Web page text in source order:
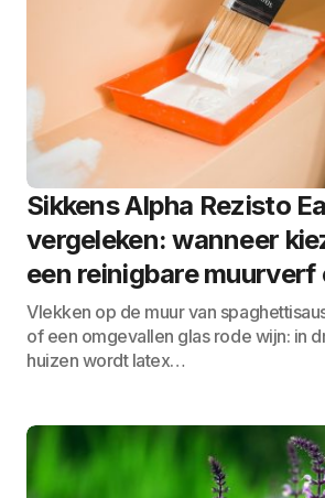
Sikkens Alpha Rezisto
vergeleken: wanneer
een reinigbare
Vlekken op de muur van
of een omgevallen glas rode wijn: in
huizen wordt latex…